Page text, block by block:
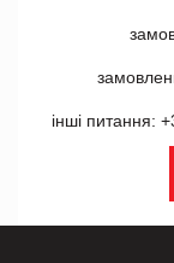
інші питання: